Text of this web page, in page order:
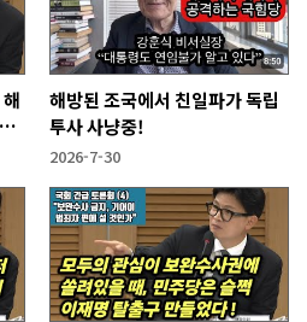
해방된 조국에서 친일파가 독립
투사 사냥중!
2026-7-30